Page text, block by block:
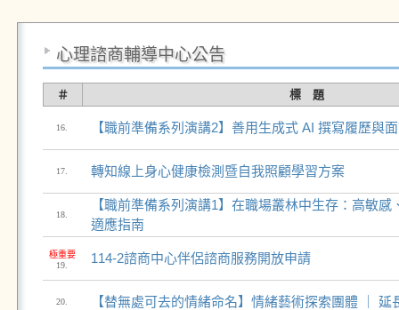
心理諮商輔導中心公告
＃ 標 題
16. 【職前準備系列演講2】善用生成式 AI 撰寫履歷與
17. 轉知線上身心健康檢測暨自我照顧學習方案
18.
【職前準備系列演講1】在職場叢林中生存：高敏
適應指南
極重要
19.
114-2諮商中心伴侶諮商服務開放申請
20. 【替無處可去的情緒命名】情緒藝術探索團體 ｜ 延